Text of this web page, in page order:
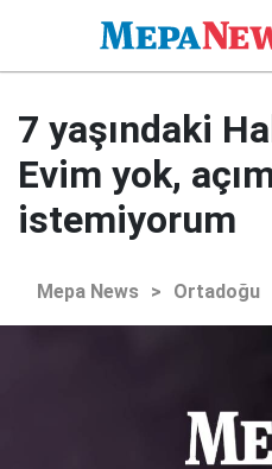
7 yaşındaki
Evim yok,
istemiyorum
Mepa News > Ortadoğu